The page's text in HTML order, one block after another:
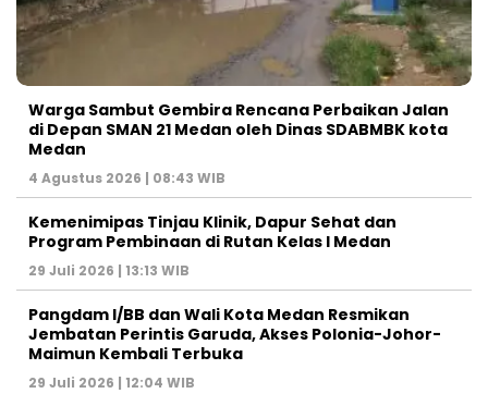
Warga Sambut Gembira Rencana Perbaikan Jalan
di Depan SMAN 21 Medan oleh Dinas SDABMBK kota
Medan
4 Agustus 2026 | 08:43 WIB
Kemenimipas Tinjau Klinik, Dapur Sehat dan
Program Pembinaan di Rutan Kelas I Medan
29 Juli 2026 | 13:13 WIB
Pangdam I/BB dan Wali Kota Medan Resmikan
Jembatan Perintis Garuda, Akses Polonia-Johor-
Maimun Kembali Terbuka
29 Juli 2026 | 12:04 WIB